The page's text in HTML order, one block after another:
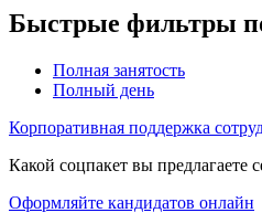
Быстрые фильтры
Полная занятость
Полный день
Корпоративная поддержка
Какой соцпакет вы предлагаете
Оформляйте кандидатов онлайн